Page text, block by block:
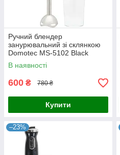
Ручний блендер
занурювальний зі склянкою
Domotec MS-5102 Black
(5604)
В наявності
600 ₴ 780 ₴
Купити
–23%